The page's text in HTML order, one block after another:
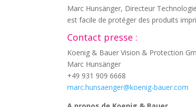
Marc Hunsänger, Directeur
est facile de protéger des produits
Contact presse :
Koenig & Bauer Vision & Protection
Marc Hunsänger
+49 931 909 6668
marc.hunsaenger@koenig-bauer.com